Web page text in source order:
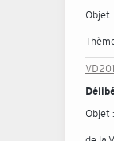
Objet :
Objet :